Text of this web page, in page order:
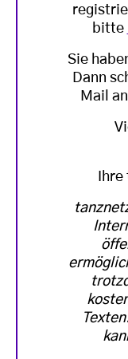
bitte
Sie
Dann
Mail an